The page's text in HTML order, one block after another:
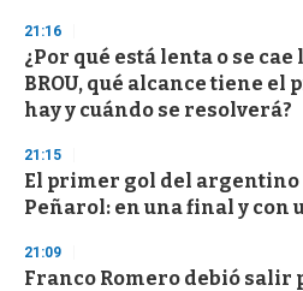
d
21:16
¿Por qué está lenta o se
BROU, qué alcance tiene el
hay y cuándo se resolverá?
21:15
El primer gol del argentino
Peñarol: en una final y con
21:09
Franco Romero debió salir